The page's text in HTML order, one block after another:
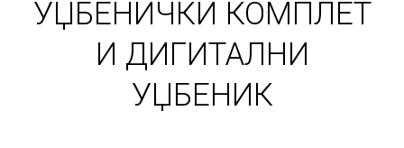
УЏБЕНИЧКИ КОМПЛЕТ
И ДИГИТАЛНИ
УЏБЕНИК